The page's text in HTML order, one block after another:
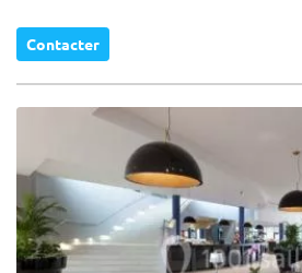
Contacter